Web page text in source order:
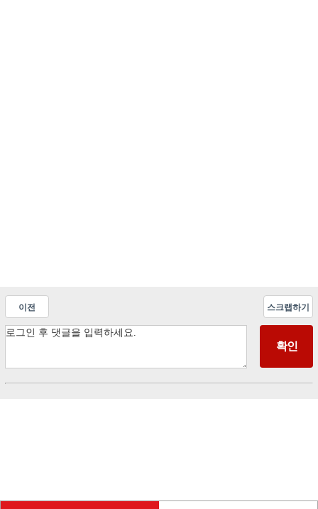
이전 스크랩하기